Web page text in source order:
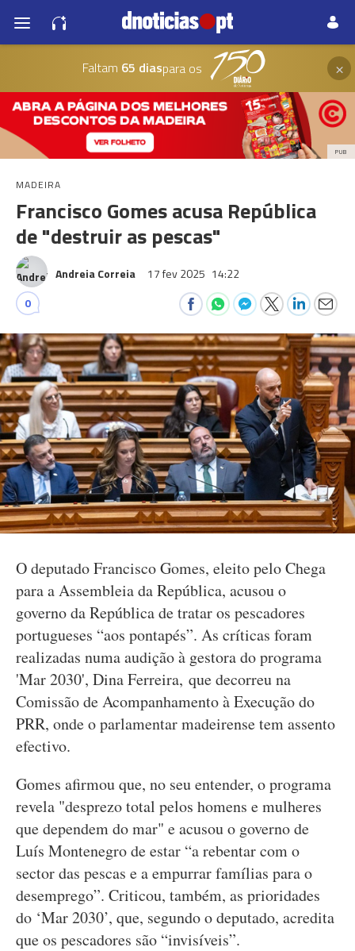
Faltam 65 diaspara os ×
PUB
MADEIRA
Francisco Gomes acusa República
de "destruir as pescas"
Andreia Correia 17 fev 2025 14:22
0
O deputado Francisco Gomes, eleito pelo Chega
para a Assembleia da República, acusou o
governo da República de tratar os pescadores
portugueses “aos pontapés”. As críticas foram
realizadas numa audição à gestora do programa
'Mar 2030', Dina Ferreira, que decorreu na
Comissão de Acompanhamento à Execução do
PRR, onde o parlamentar madeirense tem assento
efectivo.
Gomes afirmou que, no seu entender, o programa
revela "desprezo total pelos homens e mulheres
que dependem do mar" e acusou o governo de
Luís Montenegro de estar “a rebentar com o
sector das pescas e a empurrar famílias para o
desemprego”. Criticou, também, as prioridades
do ‘Mar 2030’, que, segundo o deputado, acredita
que os pescadores são “invisíveis”.